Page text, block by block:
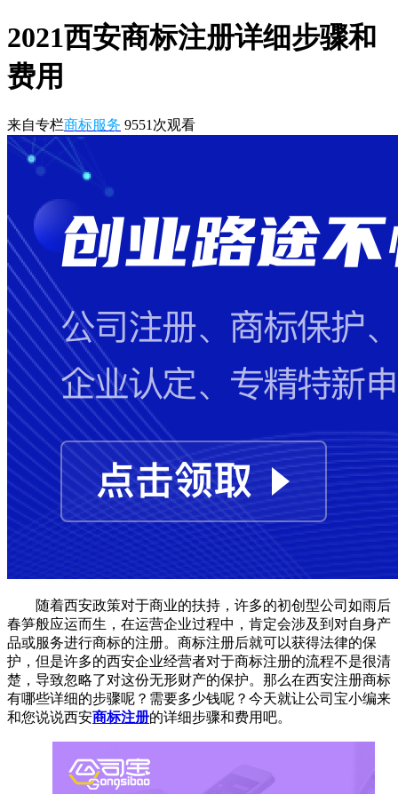
2021西安商标注册详细步骤和
费用
来自专栏商标服务 9551 次观看
随着西安政策对于商业的扶持，许多的初创型公司如雨后
春笋般应运而生，在运营企业过程中，肯定会涉及到对自身产
品或服务进行商标的注册。商标注册后就可以获得法律的保
护，但是许多的西安企业经营者对于商标注册的流程不是很清
楚，导致忽略了对这份无形财产的保护。那么在西安注册商标
有哪些详细的步骤呢？需要多少钱呢？今天就让公司宝小编来
和您说说西安商标注册的详细步骤和费用吧。